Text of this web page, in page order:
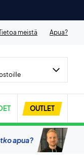
meistä Apua?
OUTLET
apua?